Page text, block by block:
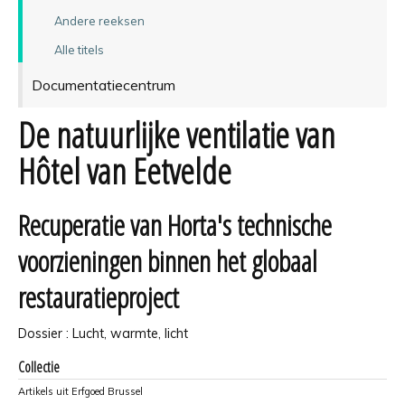
Andere reeksen
Alle titels
Documentatiecentrum
De natuurlijke ventilatie van
Hôtel van Eetvelde
Recuperatie van Horta's technische
voorzieningen binnen het globaal
restauratieproject
Dossier : Lucht, warmte, licht
Collectie
Artikels uit Erfgoed Brussel